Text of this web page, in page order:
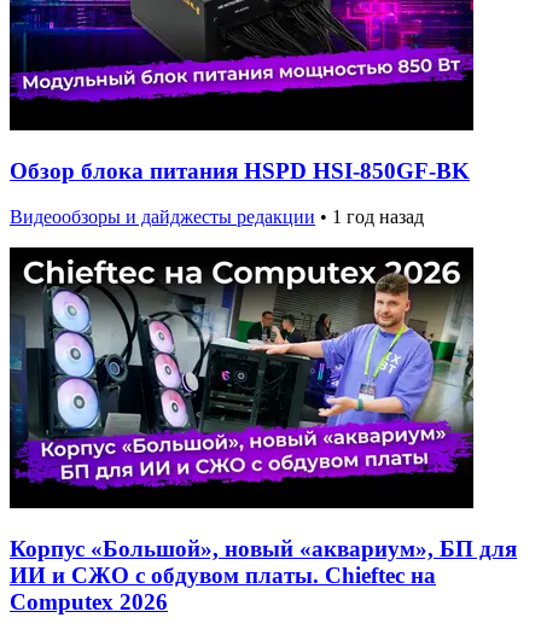
Обзор блока питания HSPD HSI-850GF-BK
Видеообзоры и дайджесты редакции • 1 год назад
Корпус «Большой», новый «аквариум», БП для
ИИ и СЖО с обдувом платы. Chieftec на
Computex 2026